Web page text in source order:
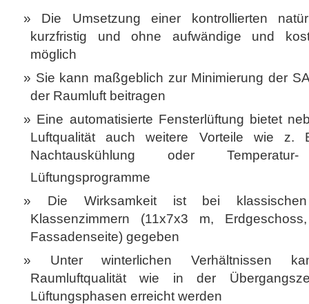
Die Umsetzung einer kontrollierten
kurzfristig und ohne aufwändige und
möglich
Sie kann maßgeblich zur Minimierung der
der Raumluft beitragen
Eine automatisierte Fensterlüftung bietet
Luftqualität auch weitere Vorteile wie z.
Nachtauskühlung oder
Lüftungsprogramme
Die Wirksamkeit ist bei
Klassenzimmern (11x7x3 m,
Fassadenseite) gegeben
Unter winterlichen Verhältnissen
Raumluftqualität wie in der
Lüftungsphasen erreicht werden